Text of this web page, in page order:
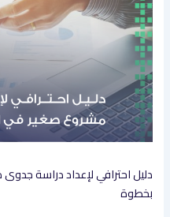
دليل احترافي لإعداد دراسة
بخطوة